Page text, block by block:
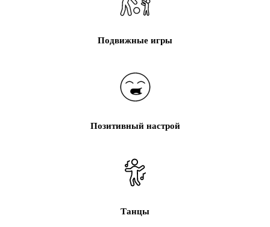
Подвижные игры
Позитивный настрой
Танцы